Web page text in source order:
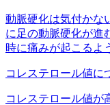
動脈硬化は気付かな
に足の動脈硬化が進
時に痛みが起こるよ
コレステロール値に
コレステロール値が